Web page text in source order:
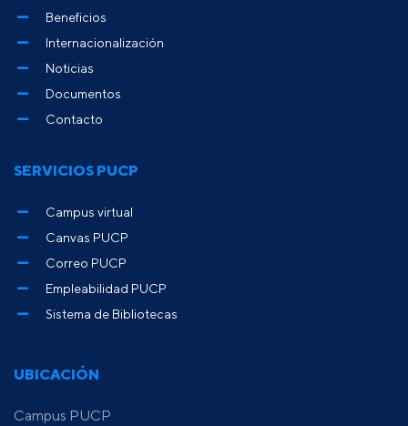
UBICACIÓN
Campus PUCP
Beneficios
Internacionalización
Noticias
Documentos
Contacto
SERVICIOS PUCP
Campus virtual
Canvas PUCP
Correo PUCP
Empleabilidad PUCP
Sistema de Bibliotecas